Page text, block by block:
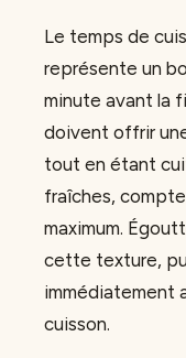
Le temps de
représente un
minute avant la
doivent offrir
tout en étant
fraîches,
maximum.
cette texture,
immédiatement
cuisson.